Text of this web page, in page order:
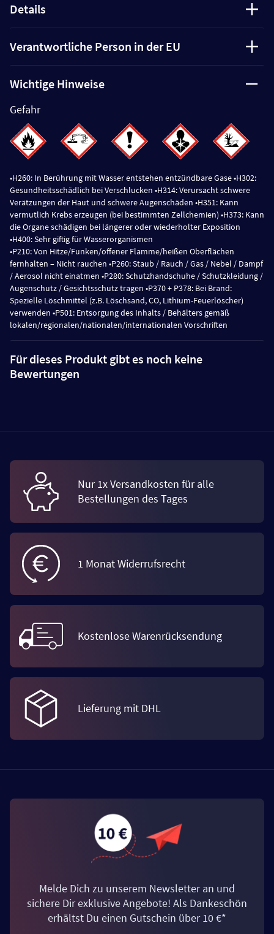
Details
Verantwortliche Person in der EU
Wichtige Hinweise
Gefahr
•H260: In Berührung mit Wasser entstehen entzündbare Gase •H302:
Gesundheitsschädlich bei Verschlucken •H314: Verursacht schwere
Verätzungen der Haut und schwere Augenschäden •H351: Kann
vermutlich Krebs erzeugen (bei bestimmten Zellchemien) •H373: Kann
die Organe schädigen bei längerer oder wiederholter Exposition
•H400: Sehr giftig für Wasserorganismen
•P210: Von Hitze/Funken/offener Flamme/heißen Oberflächen
fernhalten – Nicht rauchen •P260: Staub / Rauch / Gas / Nebel / Dampf
/ Aerosol nicht einatmen •P280: Schutzhandschuhe / Schutzkleidung /
Augenschutz / Gesichtsschutz tragen •P370 + P378: Bei Brand:
Spezielle Löschmittel (z.B. Löschsand, CO, Lithium-Feuerlöscher)
verwenden •P501: Entsorgung des Inhalts / Behälters gemäß
lokalen/regionalen/nationalen/internationalen Vorschriften
Für dieses Produkt gibt es noch keine
Bewertungen
Nur 1x Versandkosten für alle
Bestellungen des Tages
1 Monat Widerrufsrecht
Kostenlose Warenrücksendung
Lieferung mit DHL
Melde Dich zu unserem Newsletter an und
sichere Dir exklusive Angebote! Als Dankeschön
erhältst Du einen Gutschein über 10 €*